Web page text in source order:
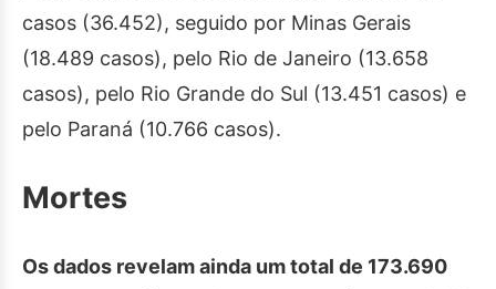
casos (36.452), seguido por Minas Gerais
(18.489 casos), pelo Rio de Janeiro (13.658
casos), pelo Rio Grande do Sul (13.451 casos) e
pelo Paraná (10.766 casos).
Mortes
Os dados revelam ainda um total de 173.690